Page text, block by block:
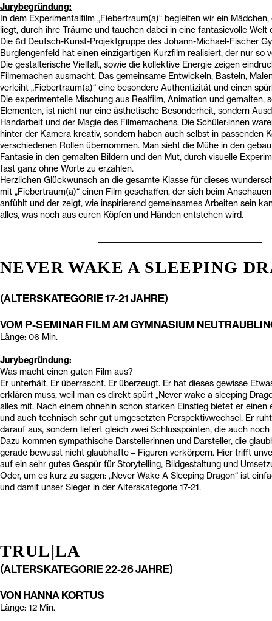
Jurybegründung:
In dem Experimentalfilm „Fiebertraum(a)“ begleiten wir ein
liegt, durch ihre Träume und tauchen dabei in eine fantasievolle Welt
Die 6d Deutsch-Kunst-Projektgruppe des Johann-Michael-Fischer
Burglengenfeld hat einen einzigartigen Kurzfilm realisiert, der nur so
Die gestalterische Vielfalt, sowie die kollektive Energie zeigen
Filmemachen ausmacht. Das gemeinsame Entwickeln, Basteln,
verleiht „Fiebertraum(a)“ eine besondere Authentizität und einen
Die experimentelle Mischung aus Realfilm, Animation und gemalten,
Elementen, ist nicht nur eine ästhetische Besonderheit, sondern
Handarbeit und der Magie des Filmemachens. Die Schüler:innen
hinter der Kamera kreativ, sondern haben auch selbst in passenden
verschiedenen Rollen übernommen. Man sieht die Mühe in den
Fantasie in den gemalten Bildern und den Mut, durch visuelle
fast ganz ohne Worte zu erzählen.
Herzlichen Glückwunsch an die gesamte Klasse für dieses
mit „Fiebertraum(a)“ einen Film geschaffen, der sich beim
anfühlt und der zeigt, wie inspirierend gemeinsames Arbeiten sein
alles, was noch aus euren Köpfen und Händen entstehen wird.
NEVER WAKE A SLEEPING
(ALTERSKATEGORIE 17-21 JAHRE)
VOM P-SEMINAR FILM AM GYMNASIUM
Länge: 06 Min.
Jurybegründung:
Was macht einen guten Film aus?
Er unterhält. Er überrascht. Er überzeugt. Er hat dieses gewisse
erklären muss, weil man es direkt spürt „Never wake a sleeping
alles mit. Nach einem ohnehin schon starken Einstieg bietet er einen
und auch technisch sehr gut umgesetzten Perspektivwechsel. Er
darauf aus, sondern liefert gleich zwei Schlusspointen, die auch noch
Dazu kommen sympathische Darstellerinnen und Darsteller, die
gerade bewusst nicht glaubhafte – Figuren verkörpern. Hier trifft
auf ein sehr gutes Gespür für Storytelling, Bildgestaltung und
Oder, um es kurz zu sagen: „Never Wake A Sleeping Dragon“ ist
und damit unser Sieger in der Alterskategorie 17-21.
TRUL|LA
(ALTERSKATEGORIE 22-26 JAHRE)
VON HANNA KORTUS
Länge: 12 Min.